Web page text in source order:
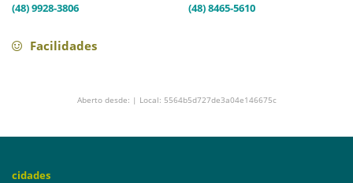
(48) 9928-3806 (48) 8465-5610
Facilidades
Aberto desde: | Local: 5564b5d727de3a04e146675c
cidades